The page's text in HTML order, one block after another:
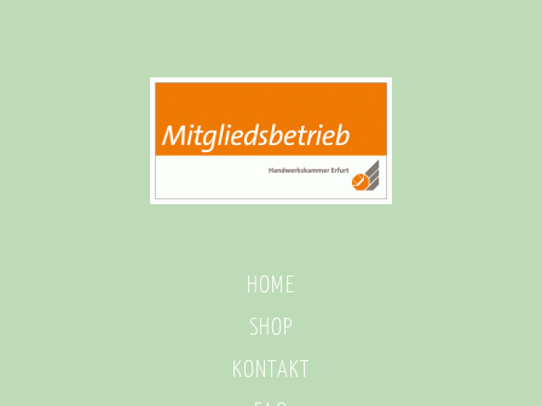
HOME
SHOP
KONTAKT